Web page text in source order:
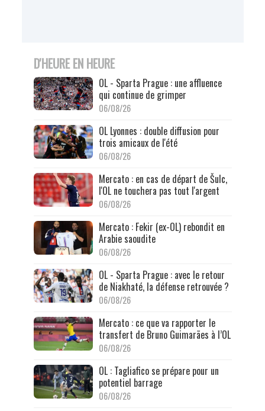
D'HEURE EN HEURE
OL - Sparta Prague : une affluence
qui continue de grimper
06/08/26
OL Lyonnes : double diffusion pour
trois amicaux de l'été
06/08/26
Mercato : en cas de départ de Šulc,
l'OL ne touchera pas tout l'argent
06/08/26
Mercato : Fekir (ex-OL) rebondit en
Arabie saoudite
06/08/26
OL - Sparta Prague : avec le retour
de Niakhaté, la défense retrouvée ?
06/08/26
Mercato : ce que va rapporter le
transfert de Bruno Guimarães à l’OL
06/08/26
OL : Tagliafico se prépare pour un
potentiel barrage
06/08/26